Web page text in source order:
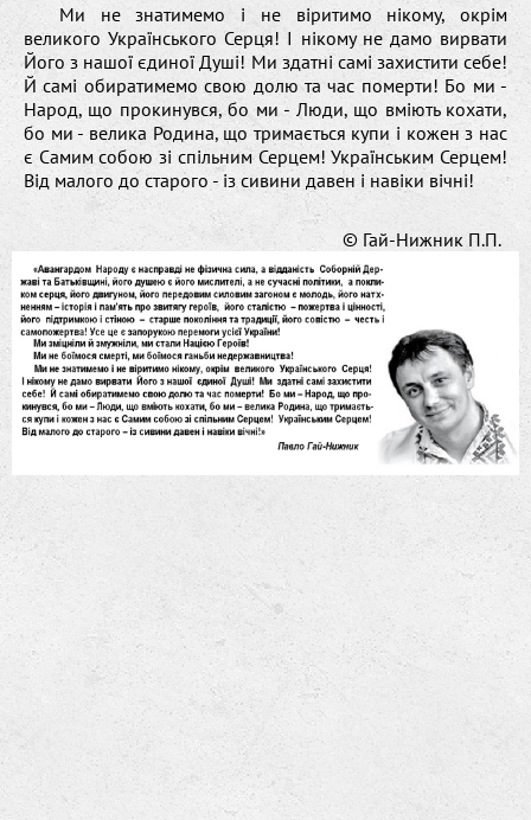
Ми не знатимемо і не віритимо нікому, окрім
великого Українського Серця! І нікому не дамо вирвати
Його з нашої єдиної Душі! Ми здатні самі захистити себе!
Й самі обиратимемо свою долю та час померти! Бо ми -
Народ, що прокинувся, бо ми - Люди, що вміють кохати,
бо ми - велика Родина, що тримається купи і кожен з нас
є Самим собою зі спільним Серцем! Українським Серцем!
Від малого до старого - із сивини давен і навіки вічні!
© Гай-Нижник П.П.